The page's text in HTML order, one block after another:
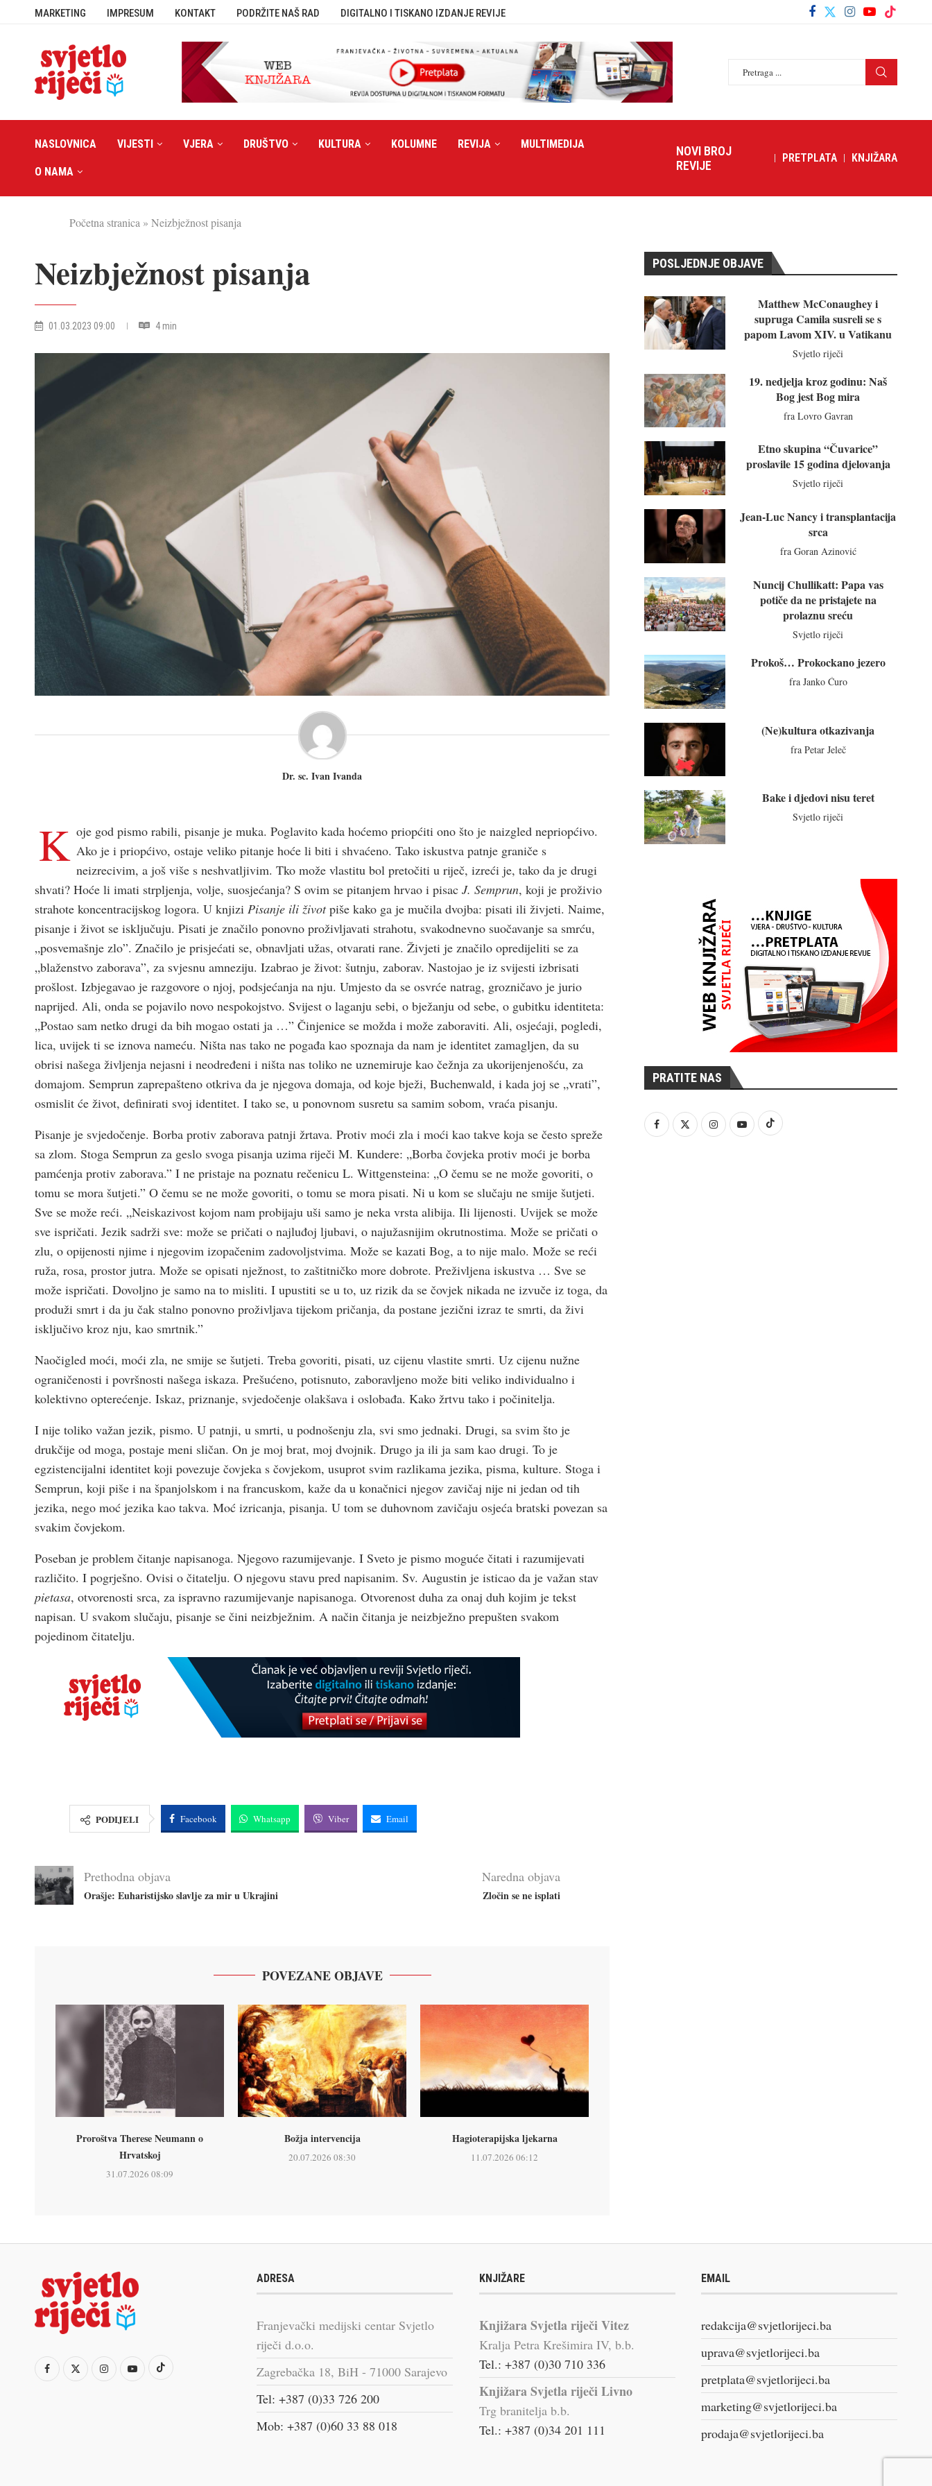
MARKETING IMPRESUM KONTAKT PODRŽITE NAŠ RAD DIGITALNO I TISKANO IZDANJE REVIJE
NASLOVNICA VIJESTI VJERA DRUŠTVO KULTURA KOLUMNE REVIJA MULTIMEDIJA
O NAMA
NOVI BROJ
REVIJE
PRETPLATA KNJIŽARA
Početna stranica » Neizbježnost pisanja
Neizbježnost pisanja
01.03.2023 09:00 4 min
Dr. sc. Ivan Ivanda
K oje god pismo rabili, pisanje je muka. Poglavito kada hoćemo priopćiti ono što je naizgled nepriopćivo.
Ako je i priopćivo, ostaje veliko pitanje hoće li biti i shvaćeno. Tako iskustva patnje graniče s
neizrecivim, a još više s neshvatljivim. Tko može vlastitu bol pretočiti u riječ, izreći je, tako da je drugi
shvati? Hoće li imati strpljenja, volje, suosjećanja? S ovim se pitanjem hrvao i pisac J. Semprun, koji je proživio
strahote koncentracijskog logora. U knjizi Pisanje ili životpiše kako ga je mučila dvojba: pisati ili živjeti. Naime,
pisanje i život se isključuju. Pisati je značilo ponovno proživljavati strahotu, svakodnevno suočavanje sa smrću,
„posvemašnje zlo”. Značilo je prisjećati se, obnavljati užas, otvarati rane. Živjeti je značilo opredijeliti se za
„blaženstvo zaborava”, za svjesnu amneziju. Izabrao je život: šutnju, zaborav. Nastojao je iz svijesti izbrisati
prošlost. Izbjegavao je razgovore o njoj, podsjećanja na nju. Umjesto da se osvrće natrag, grozničavo je jurio
naprijed. Ali, onda se pojavilo novo nespokojstvo. Svijest o laganju sebi, o bježanju od sebe, o gubitku identiteta:
„Postao sam netko drugi da bih mogao ostati ja …” Činjenice se možda i može zaboraviti. Ali, osjećaji, pogledi,
lica, uvijek ti se iznova nameću. Ništa nas tako ne pogađa kao spoznaja da nam je identitet zamagljen, da su
obrisi našega življenja nejasni i neodređeni i ništa nas toliko ne uznemiruje kao čežnja za ukorijenjenoš­ću, za
domajom. Semprun zaprepašteno otkriva da je njegova domaja, od koje bježi, Buchenwald, i kada joj se „vrati”,
osmislit će život, definirati svoj identitet. I tako se, u ponovnom susretu sa samim sobom, vraća pisanju.
Pisanje je svjedočenje. Borba protiv zaborava patnji žrtava. Protiv moći zla i moći kao takve koja se često spreže
sa zlom. Stoga Semprun za geslo svoga pisanja uzima riječi M. Kundere: „Borba čovjeka protiv moći je borba
pamćenja protiv zaborava.” I ne pristaje na poznatu rečenicu L. Wittgensteina: „O čemu se ne može govoriti, o
tomu se mora šutjeti.” O čemu se ne može govoriti, o tomu se mora pisati. Ni u kom se slučaju ne smije šutjeti.
Sve se može reći. „Neiskazivost kojom nam probijaju uši samo je neka vrsta alibija. Ili lijenosti. Uvijek se može
sve ispričati. Jezik sadrži sve: može se pričati o najluđoj ljubavi, o najužasnijim okrutnostima. Može se pričati o
zlu, o opijenosti njime i njegovim izopačenim zadovoljstvima. Može se kazati Bog, a to nije malo. Može se reći
ruža, rosa, prostor jutra. Može se opisati nježnost, to zaštitničko more dobrote. Preživljena iskustva … Sve se
može ispričati. Dovoljno je samo na to misliti. I upustiti se u to, uz rizik da se čovjek nikada ne izvuče iz toga, da
produži smrt i da ju čak stalno ponovno proživljava tijekom pričanja, da postane jezični izraz te smrti, da živi
isključivo kroz nju, kao smrtnik.”
Naočigled moći, moći zla, ne smije se šutjeti. Treba govoriti, pisati, uz cijenu vlastite smrti. Uz cijenu nužne
ograničenosti i površnosti našega iskaza. Prešućeno, potisnuto, zaboravljeno može biti veliko individualno i
kolektivno opterećenje. Iskaz, priznanje, svjedočenje olakšava i oslobađa. Kako žrtvu tako i počinitelja.
I nije toliko važan jezik, pismo. U patnji, u smrti, u podnošenju zla, svi smo jednaki. Drugi, sa svim što je
drukčije od moga, postaje meni sličan. On je moj brat, moj dvojnik. Drugo ja ili ja sam kao drugi. To je
egzistencijalni identitet koji povezuje čovjeka s čovjekom, usuprot svim razlikama jezika, pisma, kulture. Stoga i
Semprun, koji piše i na španjolskom i na francuskom, kaže da u konačnici njegov zavičaj nije ni jedan od tih
jezika, nego moć jezika kao takva. Moć izricanja, pisanja. U tom se duhovnom zavičaju osjeća bratski povezan sa
svakim čovjekom.
Poseban je problem čitanje napisanoga. Njegovo razumijevanje. I Sveto je pismo moguće čitati i razumijevati
različito. I pogrješno. Ovisi o čitatelju. O njegovu stavu pred napisanim. Sv. Augustin je isticao da je važan stav
pietasa, otvorenosti srca, za ispravno razumijevanje napisanoga. Otvorenost duha za onaj duh kojim je tekst
napisan. U svakom slučaju, pisanje se čini neizbježnim. A način čitanja je neizbježno prepušten svakom
pojedinom čitatelju.
PODIJELI Facebook Whatsapp Viber Email
Prethodna objava
Orašje: Euharistijsko slavlje za mir u Ukrajini
Naredna objava
Zločin se ne isplati
POVEZANE OBJAVE
Proroštva Therese Neumann o
Hrvatskoj
31.07.2026 08:09
Božja intervencija
20.07.2026 08:30
Hagioterapijska ljekarna
11.07.2026 06:12
POSLJEDNJE OBJAVE
Matthew McConaughey i
supruga Camila susreli se s
papom Lavom XIV. u Vatikanu
Svjetlo riječi
19. nedjelja kroz godinu: Naš
Bog jest Bog mira
fra Lovro Gavran
Etno skupina “Čuvarice”
proslavile 15 godina djelovanja
Svjetlo riječi
Jean-Luc Nancy i transplantacija
srca
fra Goran Azinović
Nuncij Chullikatt: Papa vas
potiče da ne pristajete na
prolaznu sreću
Svjetlo riječi
Prokoš… Prokockano jezero
fra Janko Ćuro
(Ne)kultura otkazivanja
fra Petar Jeleč
Bake i djedovi nisu teret
Svjetlo riječi
PRATITE NAS
ADRESA
Franjevački medijski centar Svjetlo
riječi d.o.o.
Zagrebačka 18, BiH - 71000 Sarajevo
Tel: +387 (0)33 726 200
Mob: +387 (0)60 33 88 018
KNJIŽARE
Knjižara Svjetla riječi Vitez
Kralja Petra Krešimira IV, b.b.
Tel.: +387 (0)30 710 336
Knjižara Svjetla riječi Livno
Trg branitelja b.b.
Tel.: +387 (0)34 201 111
EMAIL
redakcija@svjetlorijeci.ba
uprava@svjetlorijeci.ba
pretplata@svjetlorijeci.ba
marketing@svjetlorijeci.ba
prodaja@svjetlorijeci.ba